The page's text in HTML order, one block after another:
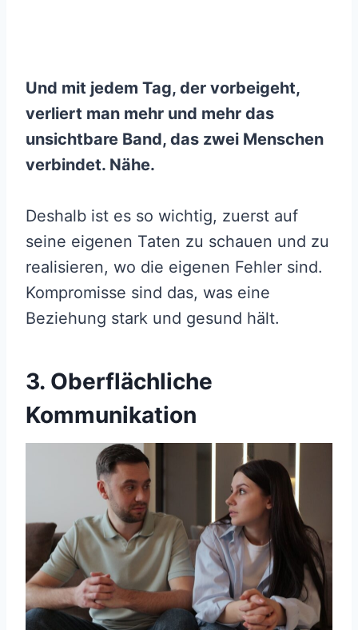
Und mit jedem Tag, der vorbeigeht,
verliert man mehr und mehr das
unsichtbare Band, das zwei Menschen
verbindet. Nähe.
Deshalb ist es so wichtig, zuerst auf
seine eigenen Taten zu schauen und zu
realisieren, wo die eigenen Fehler sind.
Kompromisse sind das, was eine
Beziehung stark und gesund hält.
3. Oberflächliche
Kommunikation